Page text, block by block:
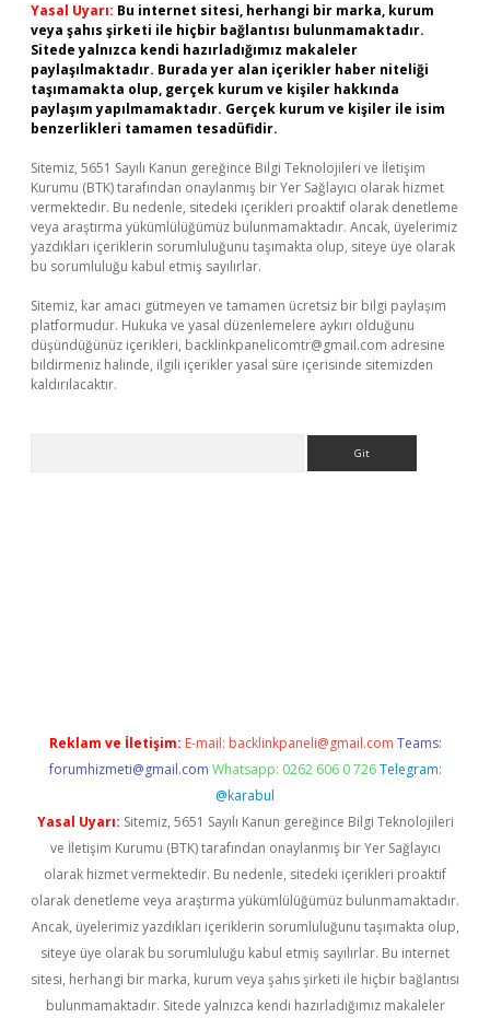
Yasal Uyarı: Bu internet sitesi, herhangi bir marka, kurum
veya şahıs şirketi ile hiçbir bağlantısı bulunmamaktadır.
Sitede yalnızca kendi hazırladığımız makaleler
paylaşılmaktadır. Burada yer alan içerikler haber niteliği
taşımamakta olup, gerçek kurum ve kişiler hakkında
paylaşım yapılmamaktadır. Gerçek kurum ve kişiler ile isim
benzerlikleri tamamen tesadüfidir.
Sitemiz, 5651 Sayılı Kanun gereğince Bilgi Teknolojileri ve İletişim
Kurumu (BTK) tarafından onaylanmış bir Yer Sağlayıcı olarak hizmet
vermektedir. Bu nedenle, sitedeki içerikleri proaktif olarak denetleme
veya araştırma yükümlülüğümüz bulunmamaktadır. Ancak, üyelerimiz
yazdıkları içeriklerin sorumluluğunu taşımakta olup, siteye üye olarak
bu sorumluluğu kabul etmiş sayılırlar.
Sitemiz, kar amacı gütmeyen ve tamamen ücretsiz bir bilgi paylaşım
platformudur. Hukuka ve yasal düzenlemelere aykırı olduğunu
düşündüğünüz içerikleri, backlinkpanelicomtr@gmail.com adresine
bildirmeniz halinde, ilgili içerikler yasal süre içerisinde sitemizden
kaldırılacaktır.
Reklam ve İletişim: E-mail: backlinkpaneli@gmail.com Teams:
forumhizmeti@gmail.com Whatsapp: 0262 606 0 726 Telegram:
@karabul
Yasal Uyarı: Sitemiz, 5651 Sayılı Kanun gereğince Bilgi Teknolojileri
ve İletişim Kurumu (BTK) tarafından onaylanmış bir Yer Sağlayıcı
olarak hizmet vermektedir. Bu nedenle, sitedeki içerikleri proaktif
olarak denetleme veya araştırma yükümlülüğümüz bulunmamaktadır.
Ancak, üyelerimiz yazdıkları içeriklerin sorumluluğunu taşımakta olup,
siteye üye olarak bu sorumluluğu kabul etmiş sayılırlar. Bu internet
sitesi, herhangi bir marka, kurum veya şahıs şirketi ile hiçbir bağlantısı
bulunmamaktadır. Sitede yalnızca kendi hazırladığımız makaleler